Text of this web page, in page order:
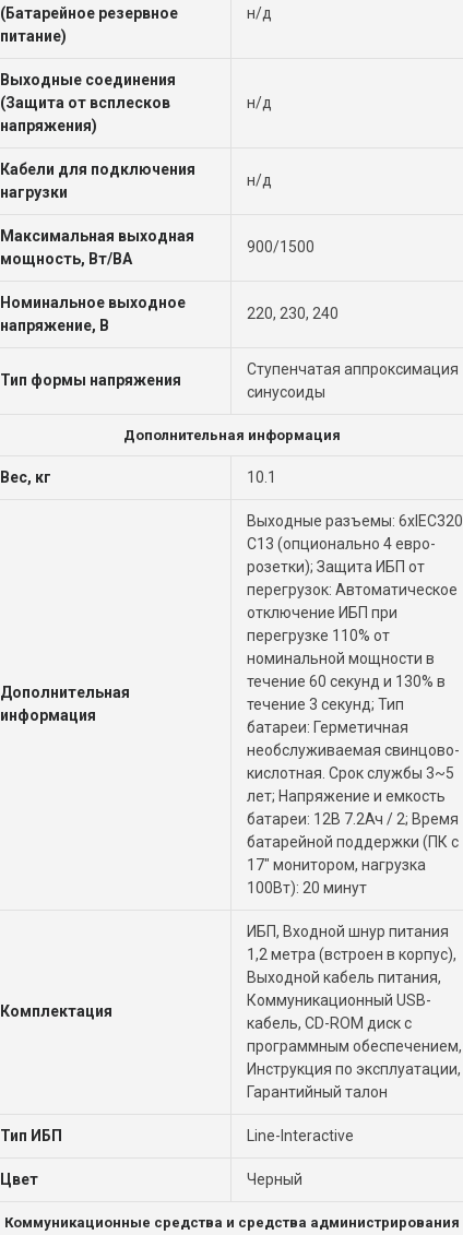
(Батарейное резервное
питание)
н/д
Выходные соединения
(Защита от всплесков
напряжения)
н/д
Кабели для подключения
нагрузки
н/д
Максимальная выходная
мощность, Вт/ВА
900/1500
Номинальное выходное
напряжение, В
220, 230, 240
Тип формы напряжения
Ступенчатая аппроксимация
синусоиды
Дополнительная информация
Вес, кг 10.1
Дополнительная
информация
Выходные разъемы: 6xIEC320
C13 (опционально 4 евро-
розетки); Защита ИБП от
перегрузок: Автоматическое
отключение ИБП при
перегрузке 110% от
номинальной мощности в
течение 60 секунд и 130% в
течение 3 секунд; Тип
батареи: Герметичная
необслуживаемая свинцово-
кислотная. Срок службы 3~5
лет; Напряжение и емкость
батареи: 12В 7.2Ач / 2; Время
батарейной поддержки (ПК с
17" монитором, нагрузка
100Вт): 20 минут
Комплектация
ИБП, Входной шнур питания
1,2 метра (встроен в корпус),
Выходной кабель питания,
Коммуникационный USB-
кабель, CD-ROM диск с
программным обеспечением,
Инструкция по эксплуатации,
Гарантийный талон
Тип ИБП Line-Interactive
Цвет Черный
Коммуникационные средства и средства администрирования